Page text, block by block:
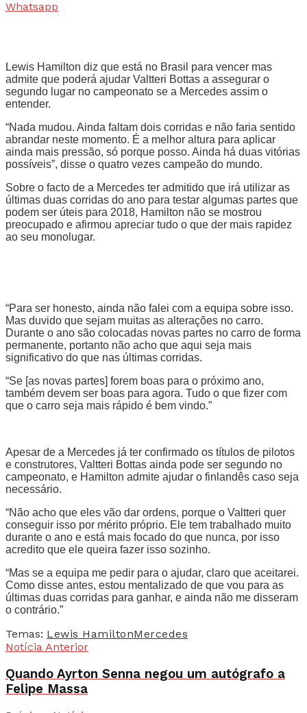
Whatsapp
Lewis Hamilton diz que está no Brasil para vencer mas
admite que poderá ajudar Valtteri Bottas a assegurar o
segundo lugar no campeonato se a Mercedes assim o
entender.
“Nada mudou. Ainda faltam dois corridas e não faria sentido
abrandar neste momento. É a melhor altura para aplicar
ainda mais pressão, só porque posso. Ainda há duas vitórias
possíveis”, disse o quatro vezes campeão do mundo.
Sobre o facto de a Mercedes ter admitido que irá utilizar as
últimas duas corridas do ano para testar algumas partes que
podem ser úteis para 2018, Hamilton não se mostrou
preocupado e afirmou apreciar tudo o que der mais rapidez
ao seu monolugar.
“Para ser honesto, ainda não falei com a equipa sobre isso.
Mas duvido que sejam muitas as alterações no carro.
Durante o ano são colocadas novas partes no carro de forma
permanente, portanto não acho que aqui seja mais
significativo do que nas últimas corridas.
“Se [as novas partes] forem boas para o próximo ano,
também devem ser boas para agora. Tudo o que fizer com
que o carro seja mais rápido é bem vindo.”
Apesar de a Mercedes já ter confirmado os títulos de pilotos
e construtores, Valtteri Bottas ainda pode ser segundo no
campeonato, e Hamilton admite ajudar o finlandês caso seja
necessário.
“Não acho que eles vão dar ordens, porque o Valtteri quer
conseguir isso por mérito próprio. Ele tem trabalhado muito
durante o ano e está mais focado do que nunca, por isso
acredito que ele queira fazer isso sozinho.
“Mas se a equipa me pedir para o ajudar, claro que aceitarei.
Como disse antes, estou mentalizado de que vou para as
últimas duas corridas para ganhar, e ainda não me disseram
o contrário.”
Temas: Lewis HamiltonMercedes
Notícia Anterior
Quando Ayrton Senna negou um autógrafo a
Felipe Massa